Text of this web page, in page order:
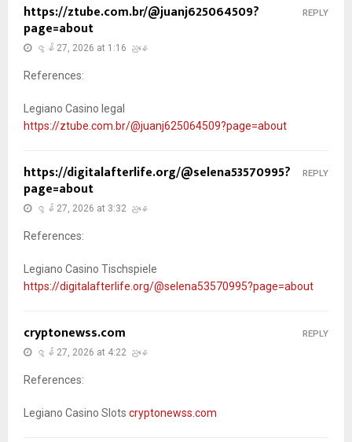
https://ztube.com.br/@juanj625064509?
page=about
ဇွန် 27, 2026 at 1:16 ညနေ
References:
Legiano Casino legal
https://ztube.com.br/@juanj625064509?page=about
REPLY
https://digitalafterlife.org/@selena53570995?
page=about
ဇွန် 27, 2026 at 3:32 ညနေ
References:
Legiano Casino Tischspiele
https://digitalafterlife.org/@selena53570995?page=about
REPLY
cryptonewss.com
ဇွန် 27, 2026 at 4:22 ညနေ
References:
Legiano Casino Slots cryptonewss.com
REPLY